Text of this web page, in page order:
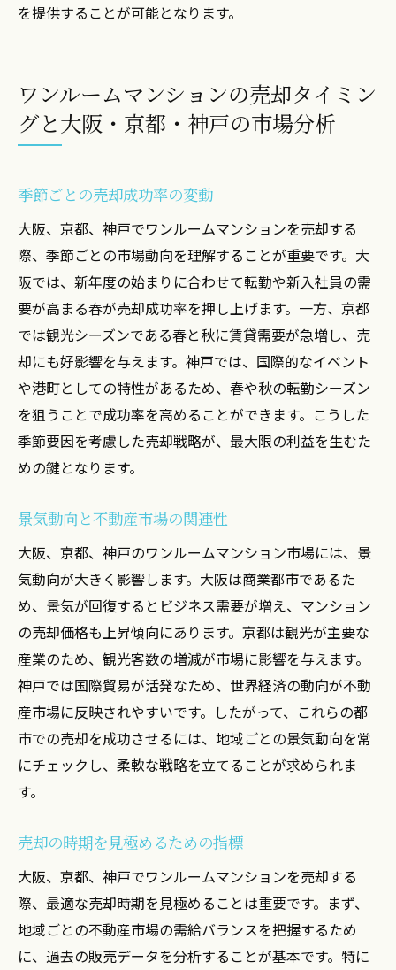
を提供することが可能となります。
ワンルームマンションの売却タイミン
グと大阪・京都・神戸の市場分析
季節ごとの売却成功率の変動
大阪、京都、神戸でワンルームマンションを売却する
際、季節ごとの市場動向を理解することが重要です。大
阪では、新年度の始まりに合わせて転勤や新入社員の需
要が高まる春が売却成功率を押し上げます。一方、京都
では観光シーズンである春と秋に賃貸需要が急増し、売
却にも好影響を与えます。神戸では、国際的なイベント
や港町としての特性があるため、春や秋の転勤シーズン
を狙うことで成功率を高めることができます。こうした
季節要因を考慮した売却戦略が、最大限の利益を生むた
めの鍵となります。
景気動向と不動産市場の関連性
大阪、京都、神戸のワンルームマンション市場には、景
気動向が大きく影響します。大阪は商業都市であるた
め、景気が回復するとビジネス需要が増え、マンション
の売却価格も上昇傾向にあります。京都は観光が主要な
産業のため、観光客数の増減が市場に影響を与えます。
神戸では国際貿易が活発なため、世界経済の動向が不動
産市場に反映されやすいです。したがって、これらの都
市での売却を成功させるには、地域ごとの景気動向を常
にチェックし、柔軟な戦略を立てることが求められま
す。
売却の時期を見極めるための指標
大阪、京都、神戸でワンルームマンションを売却する
際、最適な売却時期を見極めることは重要です。まず、
地域ごとの不動産市場の需給バランスを把握するため
に、過去の販売データを分析することが基本です。特に